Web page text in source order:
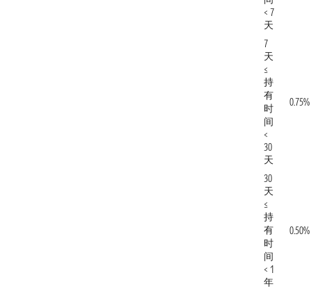
< 7
天
7
天
≤
持
有
时
间
<
30
天
0.75%
30
天
≤
持
有
时
间
< 1
年
0.50%